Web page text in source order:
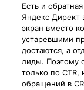
Есть и
Яндекс Директ
экран вместо
устаревшими
достаются, а
лиды. Поэтому
только по
обращений в